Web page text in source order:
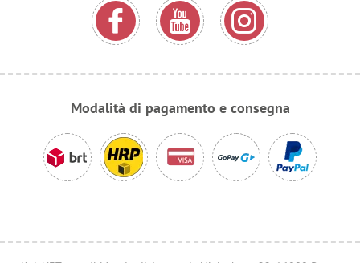
Modalità di pagamento e consegna